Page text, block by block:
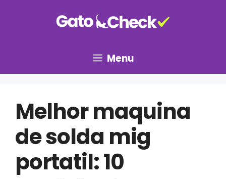
Menu
Melhor maquina
de solda mig
portatil: 10